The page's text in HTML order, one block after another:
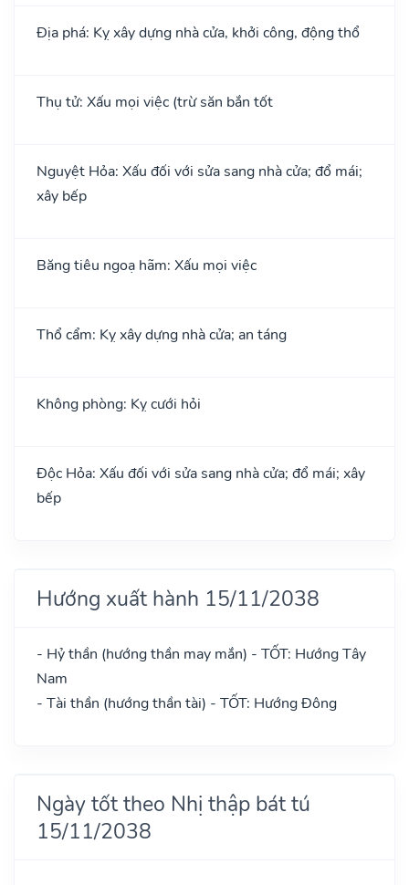
Địa phá: Kỵ xây dựng nhà cửa, khởi công, động thổ
Thụ tử: Xấu mọi việc (trừ săn bắn tốt
Nguyệt Hỏa: Xấu đối với sửa sang nhà cửa; đổ mái;
xây bếp
Băng tiêu ngoạ hãm: Xấu mọi việc
Thổ cẩm: Kỵ xây dựng nhà cửa; an táng
Không phòng: Kỵ cưới hỏi
Độc Hỏa: Xấu đối với sửa sang nhà cửa; đổ mái; xây
bếp
Hướng xuất hành 15/11/2038
- Hỷ thần (hướng thần may mắn) - TỐT: Hướng Tây
Nam
- Tài thần (hướng thần tài) - TỐT: Hướng Đông
Ngày tốt theo Nhị thập bát tú
15/11/2038